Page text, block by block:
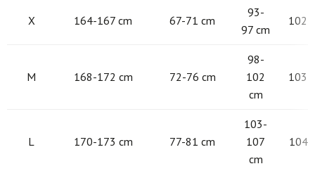
X 164-167 cm 67-71 cm
93-
97 cm
102
M 168-172 cm 72-76 cm
98-
102
cm
103
L 170-173 cm 77-81 cm
103-
107
cm
104